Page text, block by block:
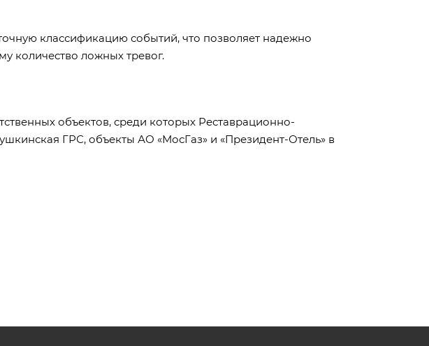
классификацию событий, что позволяет надежно
количество ложных тревог.
объектов, среди которых Реставрационно-
ГРС, объекты АО «МосГаз» и «Президент-Отель» в